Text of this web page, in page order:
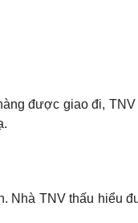
được giao đi,
TNV thấu hiểu